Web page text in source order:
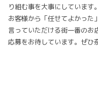
り組む事を大事にしています。
お客様から「任せてよかった
言っていただける街一番のお
応募をお待しています。ぜひ